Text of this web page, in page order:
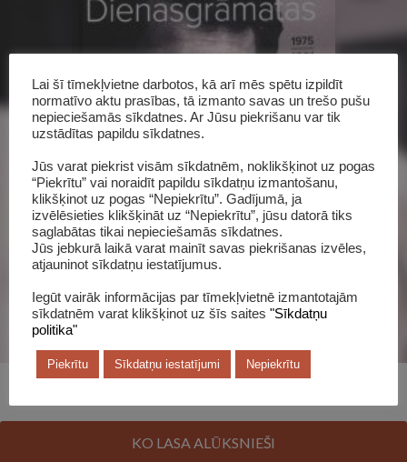
Šī grāmata katalogā
KO LASA ALŪKSNIEŠI
Lai šī tīmekļvietne darbotos, kā arī mēs spētu izpildīt
normatīvo aktu prasības, tā izmanto savas un trešo pušu
nepieciešamās sīkdatnes. Ar Jūsu piekrišanu var tik
uzstādītas papildu sīkdatnes.
Jūs varat piekrist visām sīkdatnēm, noklikšķinot uz pogas
“Piekrītu” vai noraidīt papildu sīkdatņu izmantošanu,
klikšķinot uz pogas “Nepiekrītu”. Gadījumā, ja
izvēlēsieties klikšķināt uz “Nepiekrītu”, jūsu datorā tiks
saglabātas tikai nepieciešamās sīkdatnes.
Jūs jebkurā laikā varat mainīt savas piekrišanas izvēles,
atjauninot sīkdatņu iestatījumus.
Iegūt vairāk informācijas par tīmekļvietnē izmantotajām
sīkdatnēm varat klikšķinot uz šīs saites "Sīkdatņu
politika"
Piekrītu Sīkdatņu iestatījumi Nepiekrītu